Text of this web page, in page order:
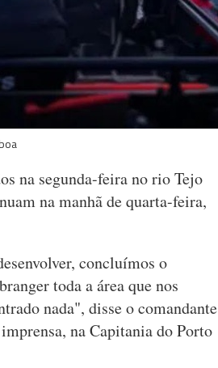
na segunda-feira no rio Tejo
na manhã de quarta-feira,
concluímos o
toda a área que nos
nada", disse o comandante
na Capitania do Porto